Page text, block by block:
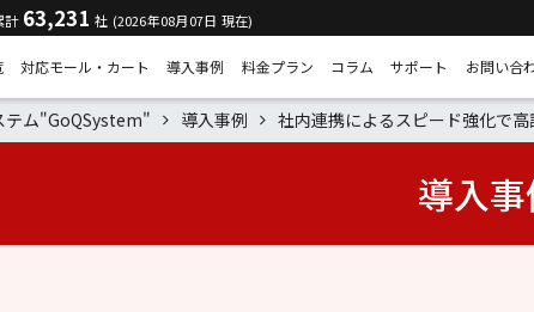
計 63,231 社 (2026年08月07日 現在)
対応モール・カート 導入事例 料金プラン コラム サポート お問い合
テム"GoQSystem" 導入事例 社内連携によるスピード強化で高
導入